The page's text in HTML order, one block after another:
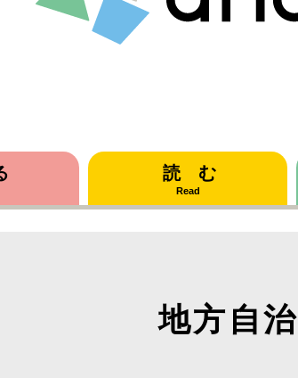
読む
Read
地方自治